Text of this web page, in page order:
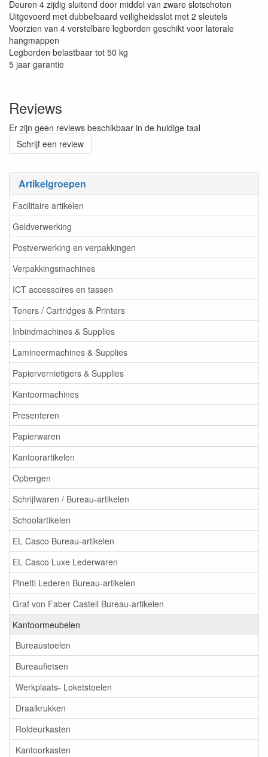
Artikelgroepen
Facilitaire artikelen
Geldverwerking
Postverwerking en verpakkingen
Verpakkingsmachines
ICT accessoires en tassen
Toners / Cartridges & Printers
Inbindmachines & Supplies
Lamineermachines & Supplies
Papiervernietigers & Supplies
Kantoormachines
Presenteren
Papierwaren
Kantoorartikelen
Opbergen
Schrijfwaren / Bureau-artikelen
Schoolartikelen
EL Casco Bureau-artikelen
EL Casco Luxe Lederwaren
Pinetti Lederen Bureau-artikelen
Graf von Faber Castell Bureau-artikelen
Kantoormeubelen
Bureaustoelen
Bureaufietsen
Werkplaats- Loketstoelen
Draaikrukken
Roldeurkasten
Kantoorkasten
Deuren 4 zijdig sluitend door middel van zware slotschoten
Uitgevoerd met dubbelbaard veiligheidsslot met 2 sleutels
Voorzien van 4 verstelbare legborden geschikt voor laterale
hangmappen
Legborden belastbaar tot 50 kg
5 jaar garantie
Reviews
Er zijn geen reviews beschikbaar in de huidige taal
Schrijf een review